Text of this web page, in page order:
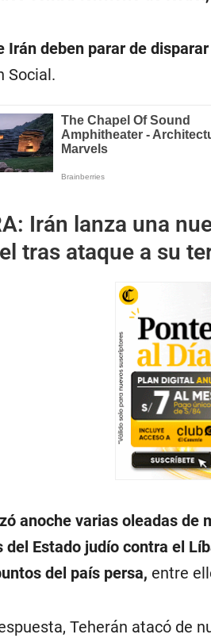
Irán deben parar de
Social.
Irán lanza una
tras ataque a su
anoche varias oleadas de
del Estado judío contra el
del país persa, entre
Teherán atacó de